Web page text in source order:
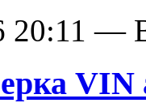
20:11 —
VIN